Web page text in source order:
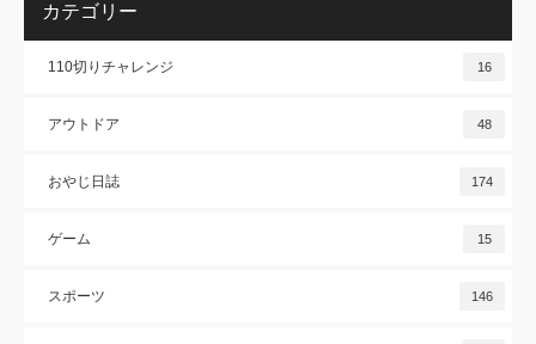
カテゴリー
110切りチャレンジ 16
アウトドア 48
おやじ日誌 174
ゲーム 15
スポーツ 146